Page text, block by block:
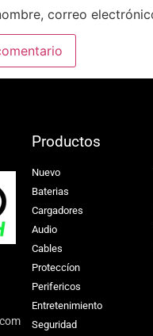
correo
Productos
Nuevo
Baterias
Cargadores
Audio
Cables
Proteccíon
Perifericos
Entretenimiento
Seguridad